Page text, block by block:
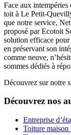
Face aux intempéries
toit à Le Petit-
que notre service,
proposé par Ecotoit
solution efficace
en préservant son
comme neuve,
sommes dédiés à
Découvrez sur notre
Découvrez nos
Entreprise
Toiture